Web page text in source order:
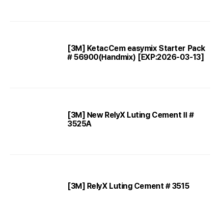
[3M] KetacCem easymix Starter Pack
# 56900(Handmix) [EXP:2026-03-13]
[3M] New RelyX Luting Cement Ⅱ #
3525A
[3M] RelyX Luting Cement # 3515